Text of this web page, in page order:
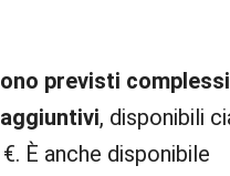
previsti
, disponibili
È anche disponibile